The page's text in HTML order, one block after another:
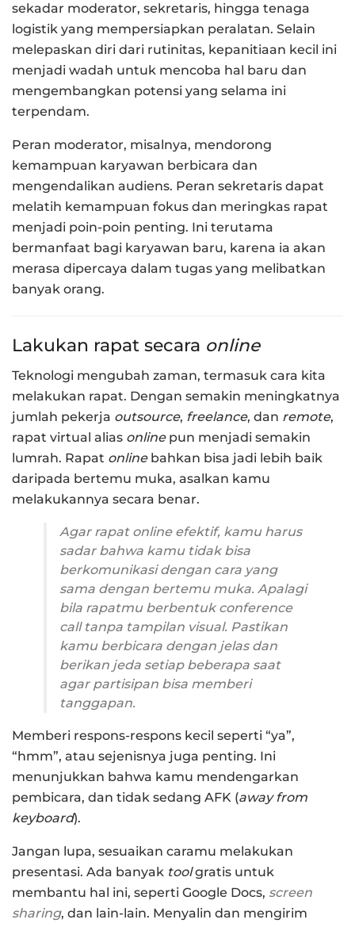
sekadar moderator, sekretaris, hingga tenaga
logistik yang mempersiapkan peralatan. Selain
melepaskan diri dari rutinitas, kepanitiaan kecil ini
menjadi wadah untuk mencoba hal baru dan
mengembangkan potensi yang selama ini
terpendam.
Peran moderator, misalnya, mendorong
kemampuan karyawan berbicara dan
mengendalikan audiens. Peran sekretaris dapat
melatih kemampuan fokus dan meringkas rapat
menjadi poin-poin penting. Ini terutama
bermanfaat bagi karyawan baru, karena ia akan
merasa dipercaya dalam tugas yang melibatkan
banyak orang.
Lakukan rapat secara online
Teknologi mengubah zaman, termasuk cara kita
melakukan rapat. Dengan semakin meningkatnya
jumlah pekerja outsource, freelance, dan remote,
rapat virtual alias onlinepun menjadi semakin
lumrah. Rapat onlinebahkan bisa jadi lebih baik
daripada bertemu muka, asalkan kamu
melakukannya secara benar.
Agar rapat onlineefektif, kamu harus
sadar bahwa kamu tidak bisa
berkomunikasi dengan cara yang
sama dengan bertemu muka. Apalagi
bila rapatmu berbentuk conference
calltanpa tampilan visual. Pastikan
kamu berbicara dengan jelas dan
berikan jeda setiap beberapa saat
agar partisipan bisa memberi
tanggapan.
Memberi respons-respons kecil seperti “ya”,
“hmm”, atau sejenisnya juga penting. Ini
menunjukkan bahwa kamu mendengarkan
pembicara, dan tidak sedang AFK (away from
keyboard).
Jangan lupa, sesuaikan caramu melakukan
presentasi. Ada banyak toolgratis untuk
membantu hal ini, seperti Google Docs, screen
sharing, dan lain-lain. Menyalin dan mengirim